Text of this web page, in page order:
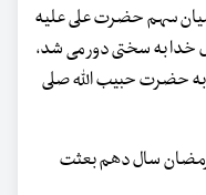
میان سهم حضرت علی علیه
خدا به سختی دور می شد،
به حضرت حبیب اللّه صلی
رمضان سال دهم بعثت